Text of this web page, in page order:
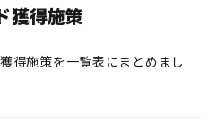
獲得施策
得施策を一覧表にまとめまし